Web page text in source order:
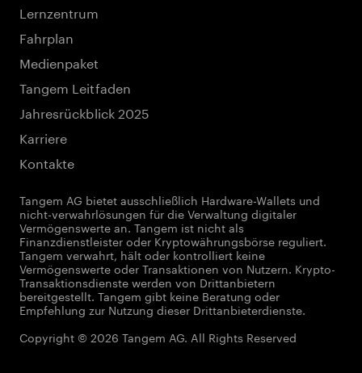
Lernzentrum
Fahrplan
Medienpaket
Tangem Leitfaden
Jahresrückblick 2025
Karriere
Kontakte
Tangem AG bietet ausschließlich Hardware-Wallets und
nicht-verwahrlösungen für die Verwaltung digitaler
Vermögenswerte an. Tangem ist nicht als
Finanzdienstleister oder Kryptowährungsbörse reguliert.
Tangem verwahrt, hält oder kontrolliert keine
Vermögenswerte oder Transaktionen von Nutzern. Krypto-
Transaktionsdienste werden von Drittanbietern
bereitgestellt. Tangem gibt keine Beratung oder
Empfehlung zur Nutzung dieser Drittanbieterdienste.